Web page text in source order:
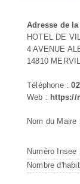
Adresse de
HOTEL DE
4 AVENUE
14810
Téléphone :
Web : https://
Nom du Maire
Numéro Insee
Nombre